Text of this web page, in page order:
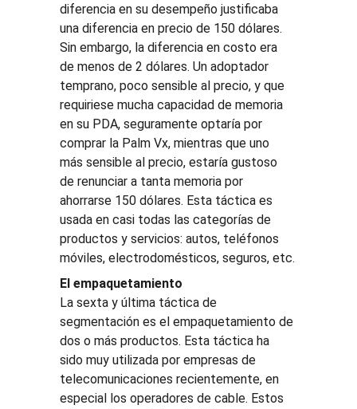
diferencia en su desempeño justificaba
una diferencia en precio de 150 dólares.
Sin embargo, la diferencia en costo era
de menos de 2 dólares. Un adoptador
temprano, poco sensible al precio, y que
requiriese mucha capacidad de memoria
en su PDA, seguramente optaría por
comprar la Palm Vx, mientras que uno
más sensible al precio, estaría gustoso
de renunciar a tanta memoria por
ahorrarse 150 dólares. Esta táctica es
usada en casi todas las categorías de
productos y servicios: autos, teléfonos
móviles, electrodomésticos, seguros, etc.
El empaquetamiento
La sexta y última táctica de
segmentación es el empaquetamiento de
dos o más productos. Esta táctica ha
sido muy utilizada por empresas de
telecomunicaciones recientemente, en
especial los operadores de cable. Estos